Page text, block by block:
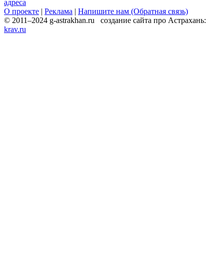
адреса
О проекте | Реклама | Напишите нам (Обратная связь)
© 2011–2024 g-astrakhan.ru создание сайта про Астрахань:
krav.ru